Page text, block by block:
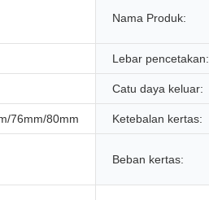
Nama Produk:
Lebar pencetakan:
Catu daya keluar:
76mm/80mm Ketebalan kertas:
Beban kertas: